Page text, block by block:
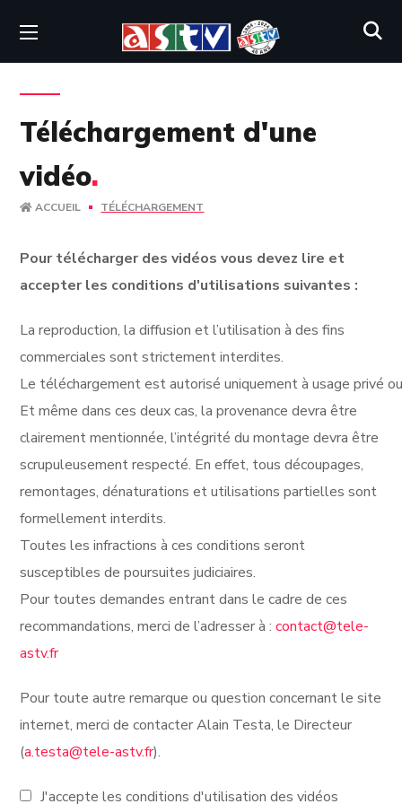
Téléchargement d'une
vidéo.
ACCUEIL TÉLÉCHARGEMENT
Pour télécharger des vidéos vous devez lire et
accepter les conditions d'utilisations suivantes :
La reproduction, la diffusion et l’utilisation à des fins
commerciales sont strictement interdites.
Le téléchargement est autorisé uniquement à usage privé
Et même dans ces deux cas, la provenance devra être
clairement mentionnée, l’intégrité du montage devra être
scrupuleusement respecté. En effet, tous découpages,
remontages, dénaturations et utilisations partielles sont
formellement interdits.
Toutes les infractions à ces conditions seront
susceptibles de poursuites judiciaires.
Pour toutes demandes entrant dans le cadre de ces
recommandations, merci de l’adresser à :contact@tele-
astv.fr
Pour toute autre remarque ou question concernant le site
internet, merci de contacter Alain Testa, le Directeur
(a.testa@tele-astv.fr).
J'accepte les conditions d'utilisation des vidéos